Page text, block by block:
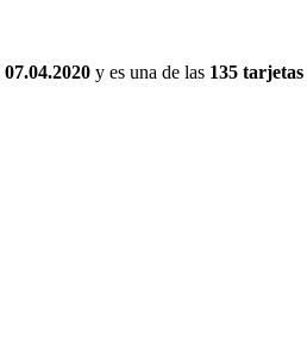
07.04.2020 y es una de las 135 tarjetas